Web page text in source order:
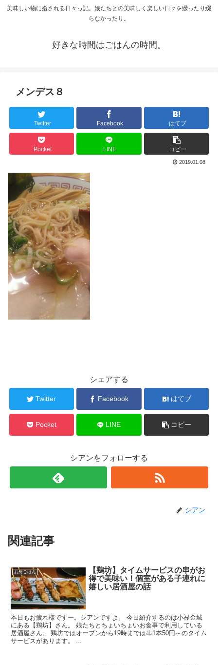
美味しい物に癒される日々っ記。娘たちとの美味しく楽しい日々を綴ったり綴
らなかったり。
好きな時間はごはんの時間。
メンデス８
Twitter Facebook はてブ
Pocket LINE コピー
2019.01.08
シェアする
Twitter Facebook はてブ
Pocket LINE コピー
シアンをフォローする
シアン
関連記事
お外ごはん
【鶏坊】タイムサービスの串がお
得で美味い！個室がある子連れに
嬉しい居酒屋の話
本日もお疲れ様ですー。シアンですよ。 今日紹介するのは小禄金城
にある【鶏坊】さん。 娘たちとちょいちょいお食事で利用している
居酒屋さん。 鶏坊ではオープンから19時までは串1本50円～のタイム
サービスがあります。 ...